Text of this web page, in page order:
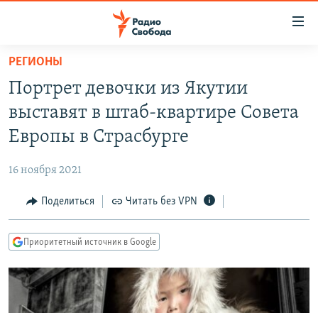
упрощенного
доступа
основному
Вернутся
Вернутся
поиску
ПОДКАСТЫ
АВТОРСКИЕ ПРОЕКТЫ
МНЕНИЯ
КУЛЬТУРА
КАВКАЗ.РЕАЛИИ
СЕВЕР.РЕАЛИИ
СИБИРЬ.РЕАЛИИ
РЕГИОНЫ
Портрет девочки из Якутии
выставят в штаб-квартире Совета
Европы в Страсбурге
16 ноября 2021
Поделиться Читать без VPN
Приоритетный источник в Google